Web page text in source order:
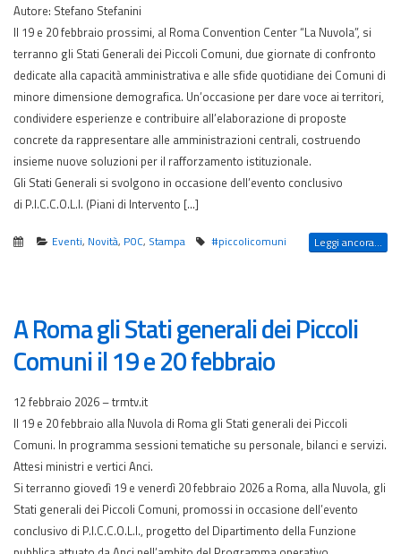
Autore: Stefano Stefanini
Il 19 e 20 febbraio prossimi, al Roma Convention Center “La Nuvola”, si
terranno gli Stati Generali dei Piccoli Comuni, due giornate di confronto
dedicate alla capacità amministrativa e alle sfide quotidiane dei Comuni di
minore dimensione demografica. Un’occasione per dare voce ai territori,
condividere esperienze e contribuire all’elaborazione di proposte
concrete da rappresentare alle amministrazioni centrali, costruendo
insieme nuove soluzioni per il rafforzamento istituzionale.
Gli Stati Generali si svolgono in occasione dell’evento conclusivo
di P.I.C.C.O.L.I. (Piani di Intervento […]
Eventi, Novità, POC, Stampa #piccolicomuni Leggi ancora...
A Roma gli Stati generali dei Piccoli
Comuni il 19 e 20 febbraio
12 febbraio 2026 – trmtv.it
Il 19 e 20 febbraio alla Nuvola di Roma gli Stati generali dei Piccoli
Comuni. In programma sessioni tematiche su personale, bilanci e servizi.
Attesi ministri e vertici Anci.
Si terranno giovedì 19 e venerdì 20 febbraio 2026 a Roma, alla Nuvola, gli
Stati generali dei Piccoli Comuni, promossi in occasione dell’evento
conclusivo di P.I.C.C.O.L.I., progetto del Dipartimento della Funzione